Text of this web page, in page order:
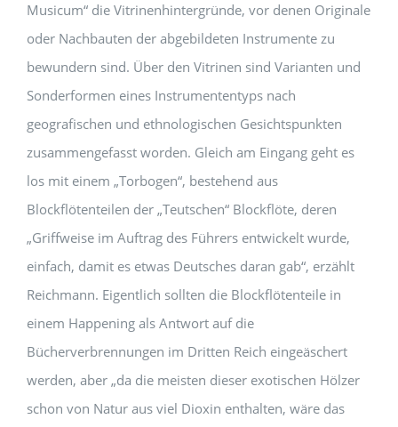
Musicum“ die Vitrinenhintergründe, vor denen Originale
oder Nachbauten der abgebildeten Instrumente zu
bewundern sind. Über den Vitrinen sind Varianten und
Sonderformen eines Instrumenten­typs nach
geografischen und ethnologischen Gesichtspunkten
zusammengefasst worden. Gleich am Eingang geht es
los mit einem „Torbogen“, bestehend aus
Blockflötenteilen der „Teutschen“ Blockflöte, deren
„Griffweise im Auftrag des Führers entwickelt wurde,
einfach, damit es etwas Deutsches daran gab“, erzählt
Reichmann. Eigentlich sollten die Blockflöten­teile in
einem Happening als Antwort auf die
Bücherverbrennungen im Dritten Reich einge­äschert
werden, aber „da die meisten dieser exotischen Hölzer
schon von Natur aus viel Dioxin enthalten, wäre das